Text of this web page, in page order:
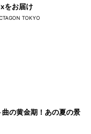
をお届け
TOKYO
の黄金期！あの夏の景